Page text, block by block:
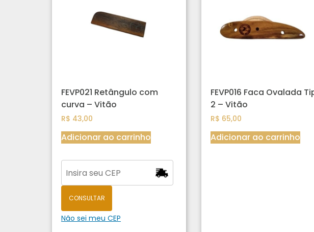
FEVP021 Retângulo com
curva – Vitão
R$ 43,00
Adicionar ao carrinho
CONSULTAR
Não sei meu CEP
FEVP016 Faca Ovalada
2 – Vitão
R$ 65,00
Adicionar ao carrinho